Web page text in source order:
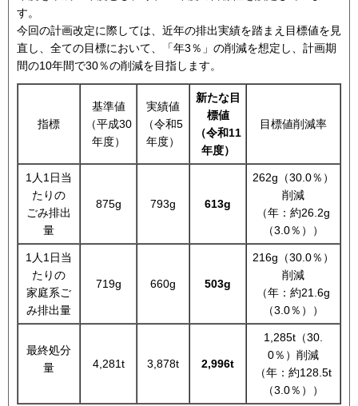
す。
今回の計画改定に際しては、近年の排出実績を踏まえ目標値を見
直し、全ての目標において、「年3％」の削減を想定し、計画期
間の10年間で30％の削減を目指します。
指標
基準値
（平成30
年度）
実績値
（令和5
年度）
新たな目
標値
（令和11
年度）
目標値削減率
1人1日当
たりの
ごみ排出
量
875g 793g 613g
262g（30.0％）
削減
（年：約26.2g
（3.0％））
1人1日当
たりの
家庭系ご
み排出量
719g 660g 503g
216g（30.0％）
削減
（年：約21.6g
（3.0％））
最終処分
量
4,281t 3,878t 2,996t
1,285t（30.
0％）削減
（年：約128.5t
（3.0％））